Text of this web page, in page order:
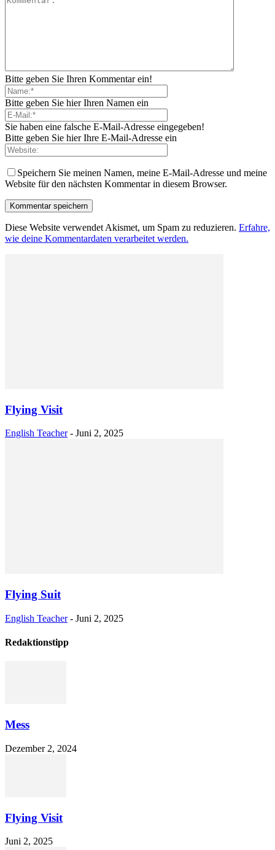
Bitte geben Sie Ihren Kommentar ein!
Bitte geben Sie hier Ihren Namen ein
Sie haben eine falsche E-Mail-Adresse eingegeben!
Bitte geben Sie hier Ihre E-Mail-Adresse ein
Speichern Sie meinen Namen, meine E-Mail-Adresse und meine
Website für den nächsten Kommentar in diesem Browser.
Diese Website verwendet Akismet, um Spam zu reduzieren. Erfahre,
wie deine Kommentardaten verarbeitet werden.
Flying Visit
English Teacher - Juni 2, 2025
Flying Suit
English Teacher - Juni 2, 2025
Redaktionstipp
Mess
Dezember 2, 2024
Flying Visit
Juni 2, 2025